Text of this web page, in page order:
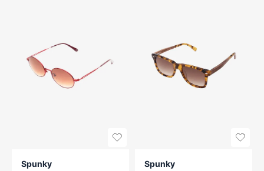
Spunky
Spunky